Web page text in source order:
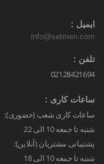
ایمیل :
info@setmen.com
تلفن :
02128421694
ساعات کاری :
ساعات کاری شعب (حضوری):
شنبه تا جمعه 10 الی 22
پشتیبانی مشتریان (آنلاین):
شنبه تا جمعه 10 الی 18